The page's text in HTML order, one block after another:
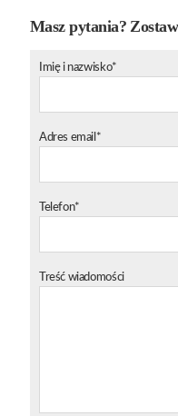
Masz pytania?
Imię i nazwisko*
Adres email*
Telefon*
Treść wiadomości